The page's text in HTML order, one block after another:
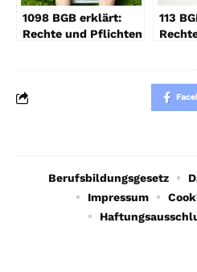
1098 BGB erklärt:
Rechte und Pflichten
113
Berufsbildungsgesetz
Impressum